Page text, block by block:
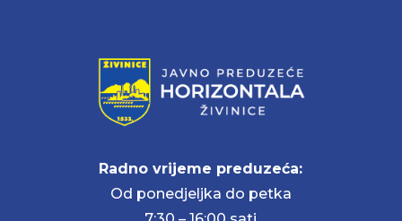
Radno vrijeme preduzeća:
Od ponedjeljka do petka